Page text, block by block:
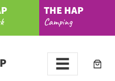
THE HAP
Camping